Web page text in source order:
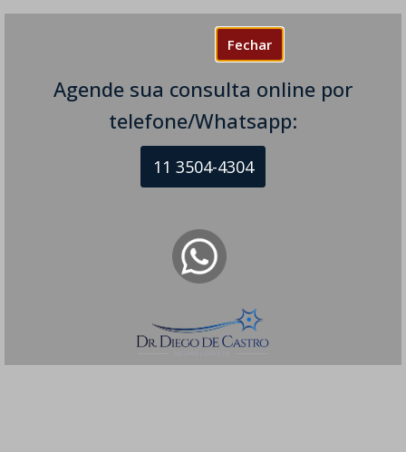
Fechar
Agende sua consulta online por
telefone/Whatsapp:
11 3504-4304